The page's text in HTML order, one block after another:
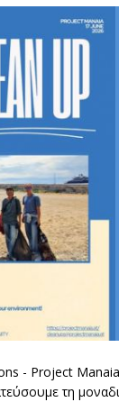
- Project Manaia
τη